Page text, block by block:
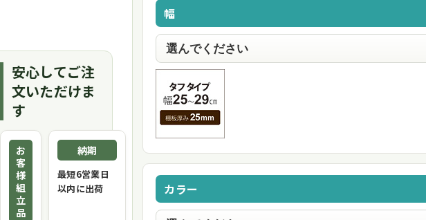
安心してご注
文いただけま
す
お
客
様
組
立
品
納期
最短6営業日
以内に出荷
幅
カラー